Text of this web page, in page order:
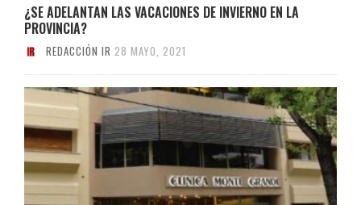
¿SE ADELANTAN LAS VACACIONES DE INVIERNO EN LA
PROVINCIA?
REDACCIÓN IR 28 MAYO, 2021